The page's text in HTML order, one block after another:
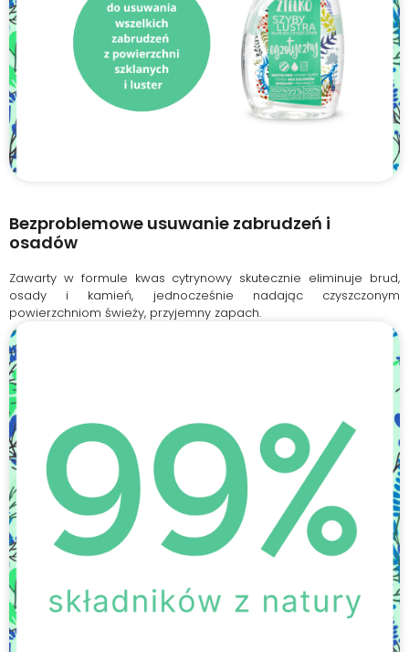
Bezproblemowe usuwanie zabrudzeń i
osadów
Zawarty w formule kwas cytrynowy skutecznie eliminuje brud,
osady i kamień, jednocześnie nadając czyszczonym
powierzchniom świeży, przyjemny zapach.